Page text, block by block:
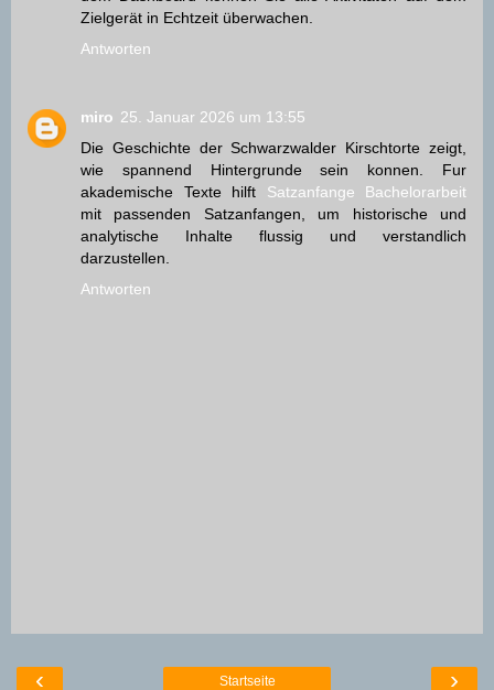
Zielgerät in Echtzeit überwachen.
Antworten
miro 25. Januar 2026 um 13:55
Die Geschichte der Schwarzwalder Kirschtorte zeigt,
wie spannend Hintergrunde sein konnen. Fur
akademische Texte hilft Satzanfange Bachelorarbeit
mit passenden Satzanfangen, um historische und
analytische Inhalte flussig und verstandlich
darzustellen.
Antworten
‹ ›
Startseite